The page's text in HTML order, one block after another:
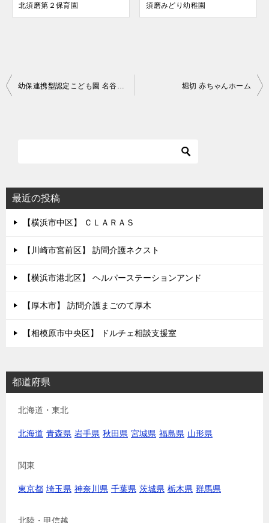
北須磨第２保育園 須磨みどり幼稚園
投
シ
ョ
堀切 赤ちゃんホーム
最近の投稿
【横浜市中区】 ＣＬＡＲＡＳ
【川崎市宮前区】 訪問介護ネクスト
【横浜市港北区】 ヘルパーステーションアンド
【厚木市】 訪問介護まごのて厚木
【相模原市中央区】 ドルチェ相談支援室
都道府県
北海道・東北
北海道 青森県 岩手県 秋田県 宮城県 福島県 山形県
関東
東京都 埼玉県 神奈川県 千葉県 茨城県 栃木県 群馬県
北陸・甲信越